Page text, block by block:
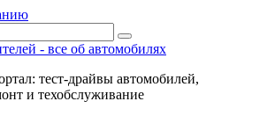
- все об автомобилях
тест-драйвы автомобилей,
и техобслуживание